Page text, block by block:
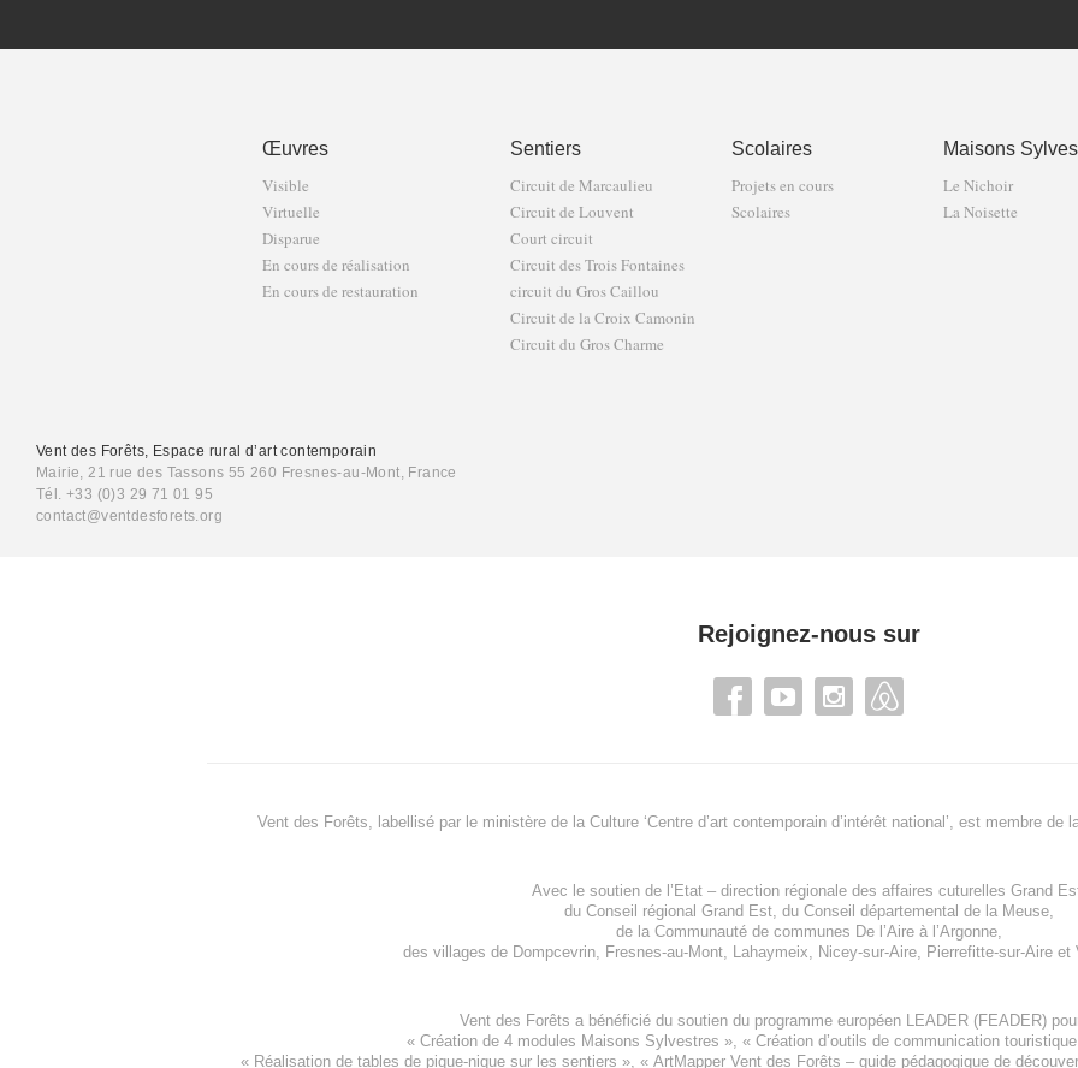
Œuvres
Visible
Virtuelle
Disparue
En cours de réalisation
En cours de restauration
Sentiers
Circuit de Marcaulieu
Circuit de Louvent
Court circuit
Circuit des Trois Fontaines
circuit du Gros Caillou
Circuit de la Croix Camonin
Circuit du Gros Charme
Scolaires
Projets en cours
Scolaires
Maisons
Le Nichoir
La Noisette
Vent des Forêts, Espace rural d’art contemporain
Mairie, 21 rue des Tassons 55 260 Fresnes-au-Mont, France
Tél. +33 (0)3 29 71 01 95
contact@ventdesforets.org
Rejoignez-nous sur
Vent des Forêts, labellisé par le ministère de la Culture ‘Centre d’art contemporain d’intérêt national’, est membre de
Avec le soutien de l’ Etat – direction régionale des affaires cuturelles Grand
du Conseil régional Grand Est, du Conseil départemental de la Meuse,
de la Communauté de communes De l’Aire à l’Argonne,
des villages de Dompcevrin, Fresnes-au-Mont, Lahaymeix, Nicey-sur-Aire, Pierrefitte-sur-Aireet
Vent des Forêts a bénéficié du soutien du programme européen LEADER (FEADER)
« Création de 4 modules Maisons Sylvestres », « Création d’outils de communication
« Réalisation de tables de pique-nique sur les sentiers », « ArtMapper Vent des Forêts – guide pédagogique de